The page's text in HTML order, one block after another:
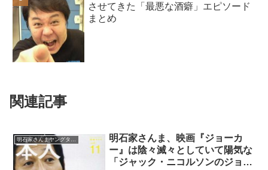
させてきた「最悪な酒癖」エピソード
まとめ
関連記事
明石家さんまヤングタウン
明石家さんま、映画『ジョーカ
ー』は陰々滅々としていて陽気な
「ジャック・ニコルソンのジョー